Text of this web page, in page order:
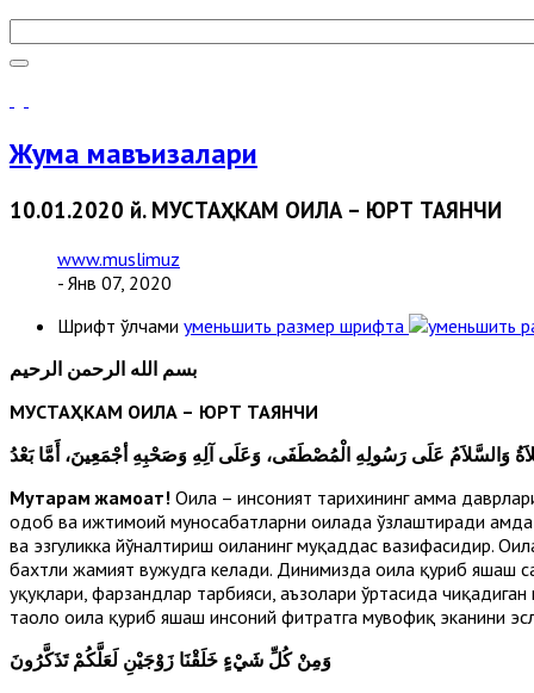
Жума мавъизалари
10.01.2020 й. МУСТАҲКАМ ОИЛА – ЮРТ ТАЯНЧИ
www.muslimuz
- Янв 07, 2020
Шрифт ўлчами уменьшить размер шрифта
بسم الله الرحمن الرحيم
МУСТАҲКАМ ОИЛА – ЮРТ ТАЯНЧИ
Муҳтарам жамоат! Оила – инсоният тарихининг ҳамма
одоб ва ижтимоий муносабатларни оилада ўзлаштиради
ва эзгуликка йўналтириш оиланинг муқаддас вазифасидир.
бахтли жамият вужудга келади. Динимизда оила қуриб яшаш
ҳуқуқлари, фарзандлар тарбияси, аъзолари ўртасида
таоло оила қуриб яшаш инсоний фитратга мувофиқ эканини
وَمِنْ كُلِّ شَيْءٍ خَلَقْنَا زَوْجَيْنِ لَعَلَّكُمْ تَذَكَّرُونَ